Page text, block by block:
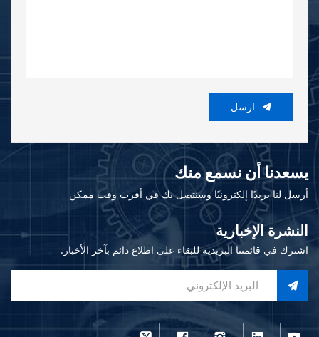
ارسل
يسعدنا أن نسمع منك
أرسل لنا بريدًا إلكترونيًا وسنتصل بك في أقرب وقت ممكن
النشرة الإخبارية
اشترك في قائمتنا البريدية للبقاء على اطلاع دائم بآخر الأخبار.